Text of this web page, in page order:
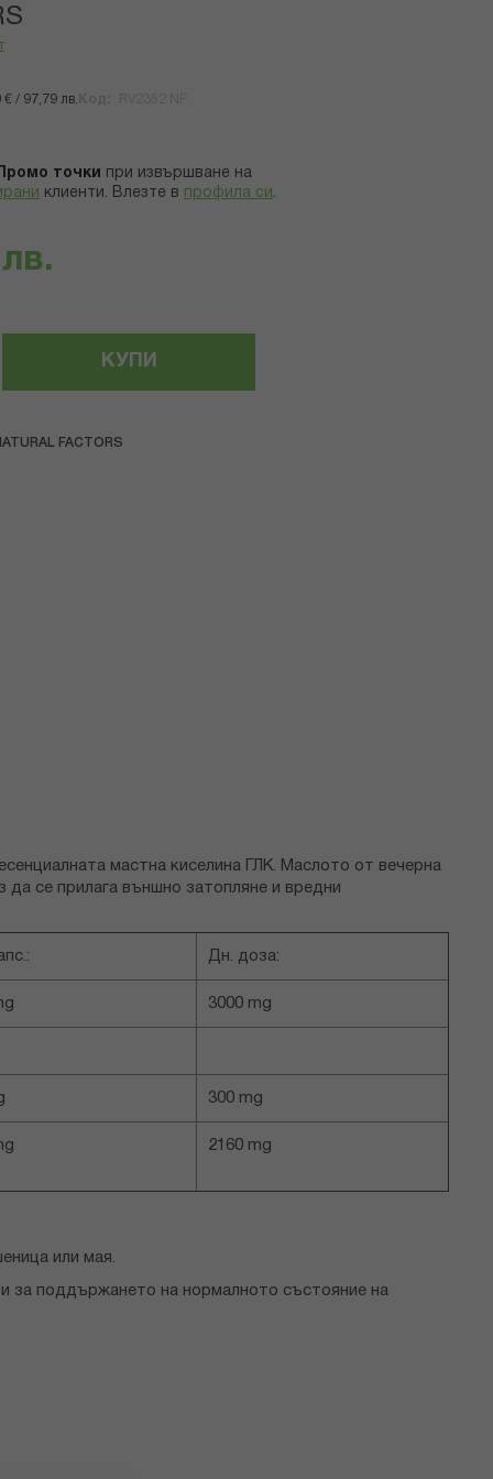
/ 97,79 лв.
точки
при извършване на
клиенти. Влезте в профила си .
КУПИ
FACTORS
мастна киселина ГЛК. Маслото от вечерна
да се прилага външно затопляне и вредни
Дн. доза:
3000 mg
300 mg
2160 mg
или мая.
за поддържането на нормалното състояние на